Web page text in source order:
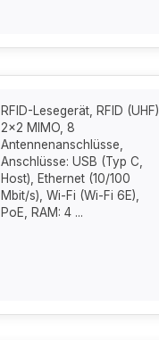
RFID-Lesegerät, RFID (UHF),
2x2 MIMO, 8
Antennenanschlüsse,
Anschlüsse: USB (Typ C,
Host), Ethernet (10/100
Mbit/s), Wi-Fi (Wi-Fi 6E),
PoE, RAM: 4 ...